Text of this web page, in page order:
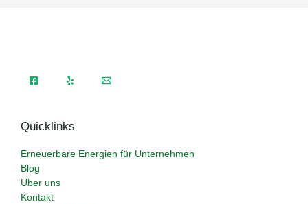
Quicklinks
Erneuerbare Energien für Unternehmen
Blog
Über uns
Kontakt